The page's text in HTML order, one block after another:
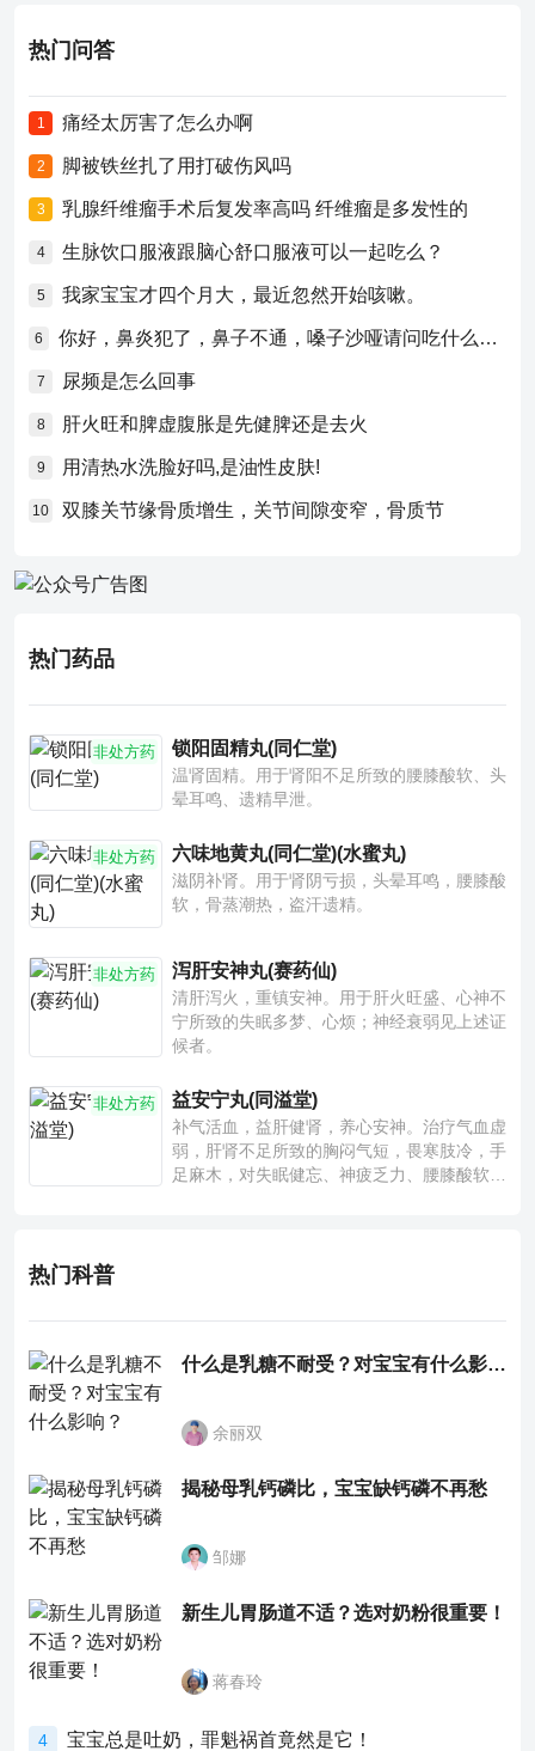
热门问答
1 痛经太厉害了怎么办啊
2 脚被铁丝扎了用打破伤风吗
3 乳腺纤维瘤手术后复发率高吗 纤维瘤是多发性的
4 生脉饮口服液跟脑心舒口服液可以一起吃么？
5 我家宝宝才四个月大，最近忽然开始咳嗽。
6 你好，鼻炎犯了，鼻子不通，嗓子沙哑请问吃什么药比较好？
7 尿频是怎么回事
8 肝火旺和脾虚腹胀是先健脾还是去火
9 用清热水洗脸好吗,是油性皮肤!
10 双膝关节缘骨质增生，关节间隙变窄，骨质节
热门药品
非处方药 锁阳固精丸(同仁堂)
温肾固精。用于肾阳不足所致的腰膝酸软、头
晕耳鸣、遗精早泄。
非处方药 六味地黄丸(同仁堂)(水蜜丸)
滋阴补肾。用于肾阴亏损，头晕耳鸣，腰膝酸
软，骨蒸潮热，盗汗遗精。
非处方药 泻肝安神丸(赛药仙)
清肝泻火，重镇安神。用于肝火旺盛、心神不
宁所致的失眠多梦、心烦；神经衰弱见上述证
候者。
非处方药 益安宁丸(同溢堂)
补气活血，益肝健肾，养心安神。治疗气血虚
弱，肝肾不足所致的胸闷气短，畏寒肢冷，手
足麻木，对失眠健忘、神疲乏力、腰膝酸软也
热门科普
什么是乳糖不耐受？对宝宝有什么影响？
余丽双
揭秘母乳钙磷比，宝宝缺钙磷不再愁
邹娜
新生儿胃肠道不适？选对奶粉很重要！
蒋春玲
4 宝宝总是吐奶，罪魁祸首竟然是它！